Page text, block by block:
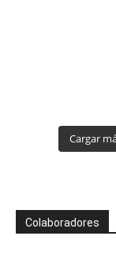
Cargar
Colaboradores